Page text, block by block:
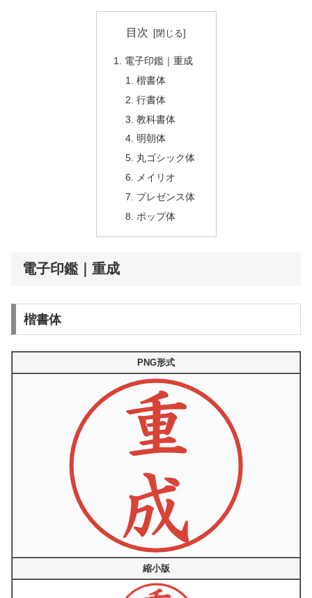
目次
電子印鑑｜重成
楷書体
行書体
教科書体
明朝体
丸ゴシック体
メイリオ
プレゼンス体
ポップ体
電子印鑑｜重成
楷書体
PNG形式
縮小版